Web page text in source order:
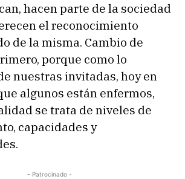
hacen parte de la sociedad
el reconocimiento
de la misma. Cambio de
porque como lo
nuestras invitadas, hoy en
algunos están enfermos,
se trata de niveles de
capacidades y
- Patrocinado -